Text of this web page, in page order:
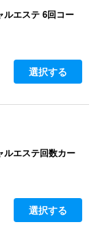
ルエステ 6回コー
選択する
エステ回数カー
選択する